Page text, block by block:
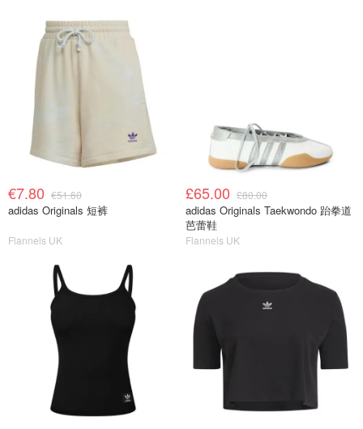
€7.80 €51.60
adidas Originals 短裤
Flannels UK
£65.00 £80.00
adidas Originals Taekwondo 跆拳道
芭蕾鞋
Flannels UK